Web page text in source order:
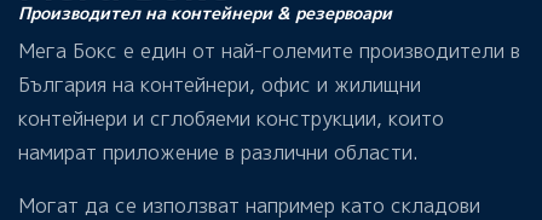
Производител на контейнери & резервоари
Мега Бокс е един от най-големите производители в
България на контейнери, офис и жилищни
контейнери и сглобяеми конструкции, които
намират приложение в различни области.
Могат да се използват например като складови